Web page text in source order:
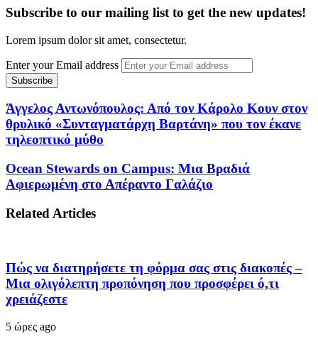
Subscribe to our mailing list to get the new updates!
Lorem ipsum dolor sit amet, consectetur.
Enter your Email address
Άγγελος Αντωνόπουλος: Από τον Κάρολο Κουν στον
θρυλικό «Συνταγματάρχη Βαρτάνη» που τον έκανε
τηλεοπτικό μύθο
Ocean Stewards on Campus: Μια Βραδιά
Αφιερωμένη στο Απέραντο Γαλάζιο
Related Articles
Πώς να διατηρήσετε τη φόρμα σας στις διακοπές –
Μια ολιγόλεπτη προπόνηση που προσφέρει ό,τι
χρειάζεστε
5 ώρες ago